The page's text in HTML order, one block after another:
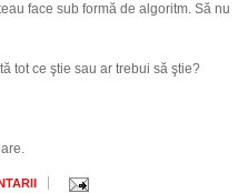
face sub formă de algoritm. Să nu
tot ce ştie sau ar trebui să ştie?